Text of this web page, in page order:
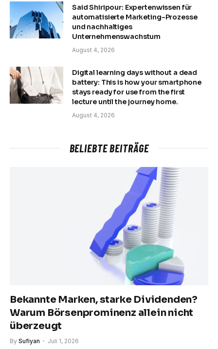
Said Shiripour: Expertenwissen für
automatisierte Marketing-Prozesse
und nachhaltiges
Unternehmenswachstum
August 4, 2026
Digital learning days without a dead
battery: This is how your smartphone
stays ready for use from the first
lecture until the journey home.
August 4, 2026
BELIEBTE BEITRÄGE
Bekannte Marken, starke Dividenden?
Warum Börsenprominenz allein nicht
überzeugt
By Sufiyan Juli 1, 2026